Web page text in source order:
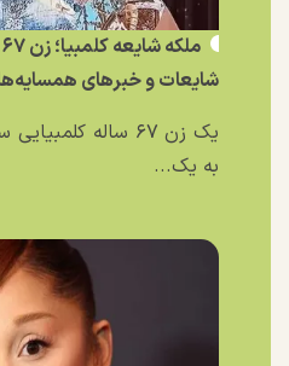
شایعات و خبر‌های
یک زن ۶۷ ساله
به یک...